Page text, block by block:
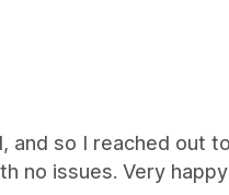
and so I reached out
no issues. Very